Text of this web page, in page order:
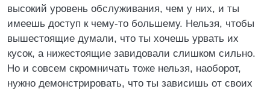
высокий уровень обслуживания, чем у них, и ты
имеешь доступ к чему-то большему. Нельзя, чтобы
вышестоящие думали, что ты хочешь урвать их
кусок, а нижестоящие завидовали слишком сильно.
Но и совсем скромничать тоже нельзя, наоборот,
нужно демонстрировать, что ты зависишь от своих